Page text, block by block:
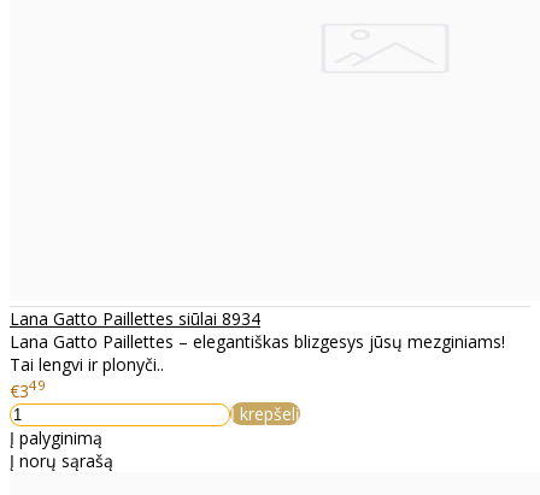
Lana Gatto Paillettes siūlai 8934
Lana Gatto Paillettes – elegantiškas blizgesys jūsų mezginiams!
Tai lengvi ir plonyči..
€349
Į krepšelį
Į palyginimą
Į norų sąrašą